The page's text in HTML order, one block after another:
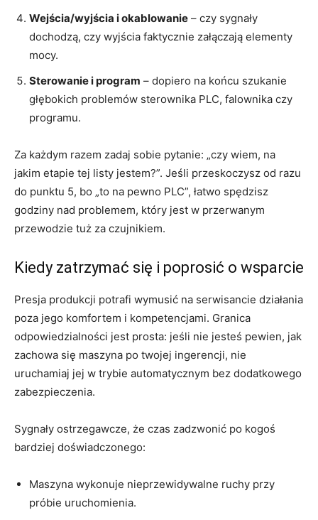
Wejścia/wyjścia i okablowanie – czy sygnały
dochodzą, czy wyjścia faktycznie załączają elementy
mocy.
Sterowanie i program – dopiero na końcu szukanie
głębokich problemów sterownika PLC, falownika czy
programu.
Za każdym razem zadaj sobie pytanie: „czy wiem, na
jakim etapie tej listy jestem?”. Jeśli przeskoczysz od razu
do punktu 5, bo „to na pewno PLC”, łatwo spędzisz
godziny nad problemem, który jest w przerwanym
przewodzie tuż za czujnikiem.
Kiedy zatrzymać się i poprosić o wsparcie
Presja produkcji potrafi wymusić na serwisancie działania
poza jego komfortem i kompetencjami. Granica
odpowiedzialności jest prosta: jeśli nie jesteś pewien, jak
zachowa się maszyna po twojej ingerencji, nie
uruchamiaj jej w trybie automatycznym bez dodatkowego
zabezpieczenia.
Sygnały ostrzegawcze, że czas zadzwonić po kogoś
bardziej doświadczonego:
Maszyna wykonuje nieprzewidywalne ruchy przy
próbie uruchomienia.